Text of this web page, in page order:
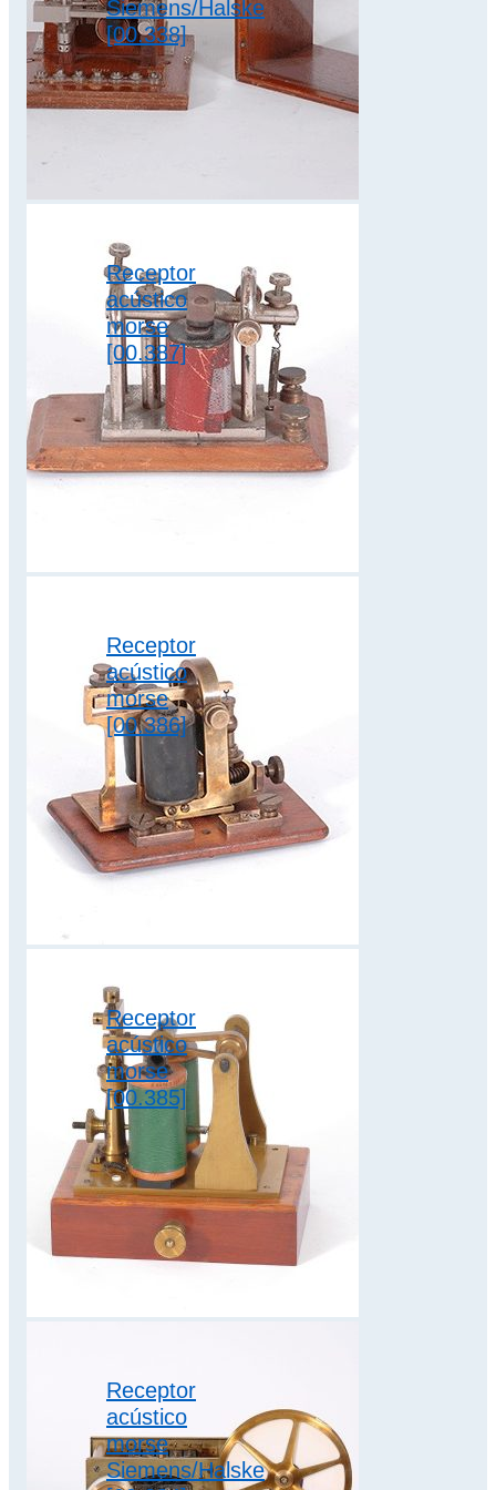
Siemens/Halske
[00.338]
Fabricado en 1950
Marca
Siemens/Halske
teletiposReceptor
acústico
morse
[00.387]
La recepción en el
sistema Morse
también puede
utilizar
procedimientos
Receptor
acústico
morse
[00.386]
La recepción en el
sistema Morse
también puede
utilizar
procedimientos
acústicos. En ellos,
el electroimán
sistema morse
Receptor
acústico
morse
[00.385]
Otro elemento
característico de las
estaciones
telegráficas era el
receptor acústico,
conocido
habitualmente
Receptor
acústico
morse
Siemens/Halske